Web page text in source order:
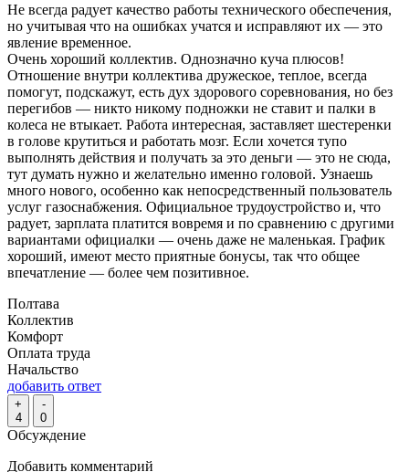
Не всегда радует качество работы технического обеспечения,
но учитывая что на ошибках учатся и исправляют их — это
явление временное.
Очень хороший коллектив. Однозначно куча плюсов!
Отношение внутри коллектива дружеское, теплое, всегда
помогут, подскажут, есть дух здорового соревнования, но без
перегибов — никто никому подножки не ставит и палки в
колеса не втыкает. Работа интересная, заставляет шестеренки
в голове крутиться и работать мозг. Если хочется тупо
выполнять действия и получать за это деньги — это не сюда,
тут думать нужно и желательно именно головой. Узнаешь
много нового, особенно как непосредственный пользователь
услуг газоснабжения. Официальное трудоустройство и, что
радует, зарплата платится вовремя и по сравнению с другими
вариантами официалки — очень даже не маленькая. График
хороший, имеют место приятные бонусы, так что общее
впечатление — более чем позитивное.
Полтава
Коллектив
Комфорт
Оплата труда
Начальство
добавить ответ
+
4
-
0
Обсуждение
Добавить комментарий